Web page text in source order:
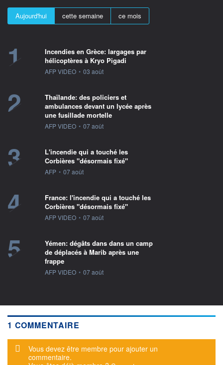
Aujourd'hui cette semaine ce mois
1
Incendies en Grèce: largages par
hélicoptères à Kryo Pigadi
information fournie par
AFP VIDEO • 03 août
2
Thaïlande: des policiers et
ambulances devant un lycée après
une fusillade mortelle
information fournie par
AFP VIDEO • 07 août
3
L'incendie qui a touché les
Corbières "désormais fixé"
information fournie par
AFP • 07 août
4
France: l'incendie qui a touché les
Corbières "désormais fixé"
information fournie par
AFP VIDEO • 07 août
5
Yémen: dégâts dans dans un camp
de déplacés à Marib après une
frappe
information fournie par
AFP VIDEO • 07 août
1 COMMENTAIRE
Message d'alerte
Vous devez être membre pour ajouter un
commentaire.